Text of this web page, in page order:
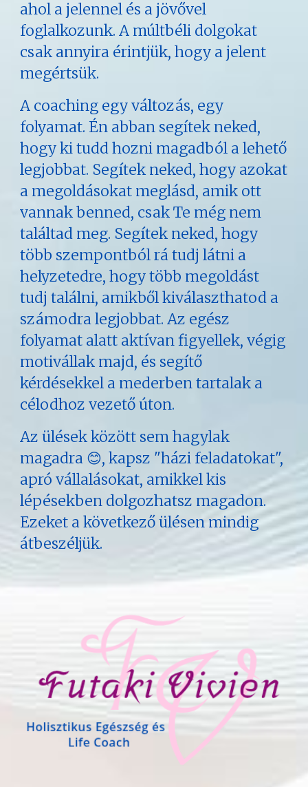
ahol a jelennel és a jövővel
foglalkozunk. A múltbéli dolgokat
csak annyira érintjük, hogy a jelent
megértsük.
A coaching egy változás, egy
folyamat. Én abban segítek neked,
hogy ki tudd hozni magadból a lehető
legjobbat. Segítek neked, hogy azokat
a megoldásokat meglásd, amik ott
vannak benned, csak Te még nem
találtad meg. Segítek neked, hogy
több szempontból rá tudj látni a
helyzetedre, hogy több megoldást
tudj találni, amikből kiválaszthatod a
számodra legjobbat. Az egész
folyamat alatt aktívan figyellek, végig
motivállak majd, és segítő
kérdésekkel a mederben tartalak a
célodhoz vezető úton.
Az ülések között sem hagylak
magadra 😊, kapsz "házi feladatokat",
apró vállalásokat, amikkel kis
lépésekben dolgozhatsz magadon.
Ezeket a következő ülésen mindig
átbeszéljük.